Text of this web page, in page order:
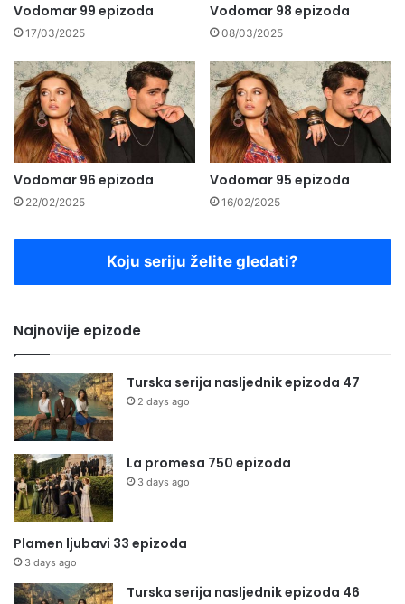
Vodomar 99 epizoda
17/03/2025
Vodomar 98 epizoda
08/03/2025
Vodomar 96 epizoda
22/02/2025
Vodomar 95 epizoda
16/02/2025
Koju seriju želite gledati?
Najnovije epizode
Turska serija nasljednik epizoda 47
2 days ago
La promesa 750 epizoda
3 days ago
Plamen ljubavi 33 epizoda
3 days ago
Turska serija nasljednik epizoda 46